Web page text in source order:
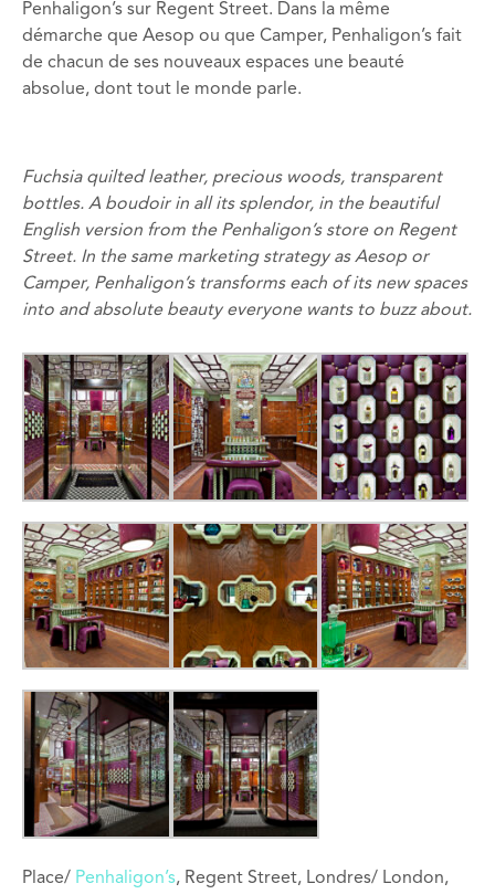
Penhaligon’s sur Regent Street. Dans la même
démarche que Aesop ou que Camper, Penhaligon’s fait
de chacun de ses nouveaux espaces une beauté
absolue, dont tout le monde parle.
Fuchsia quilted leather, precious woods, transparent
bottles. A boudoir in all its splendor, in the beautiful
English version from the Penhaligon’s store on Regent
Street. In the same marketing strategy as Aesop or
Camper, Penhaligon’s transforms each of its new spaces
into and absolute beauty everyone wants to buzz about.
Place/ Penhaligon’s, Regent Street, Londres/ London,